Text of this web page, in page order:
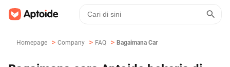
Homepage > Company > FAQ > Bagaimana Cara Aptoide Bekerja Di IOS?